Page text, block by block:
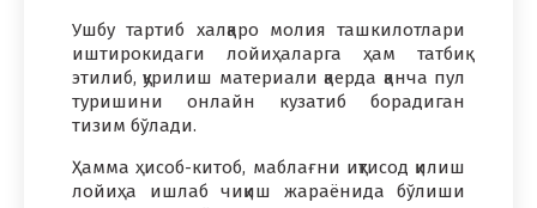
Ушбу тартиб халқаро молия ташкилотлари
иштирокидаги лойиҳаларга ҳам татбиқ
этилиб, қурилиш материали қаерда қанча пул
туришини онлайн кузатиб борадиган
тизим бўлади.
Ҳамма ҳисоб-китоб, маблағни иқтисод қилиш
лойиҳа ишлаб чиқиш жараёнида бўлиши